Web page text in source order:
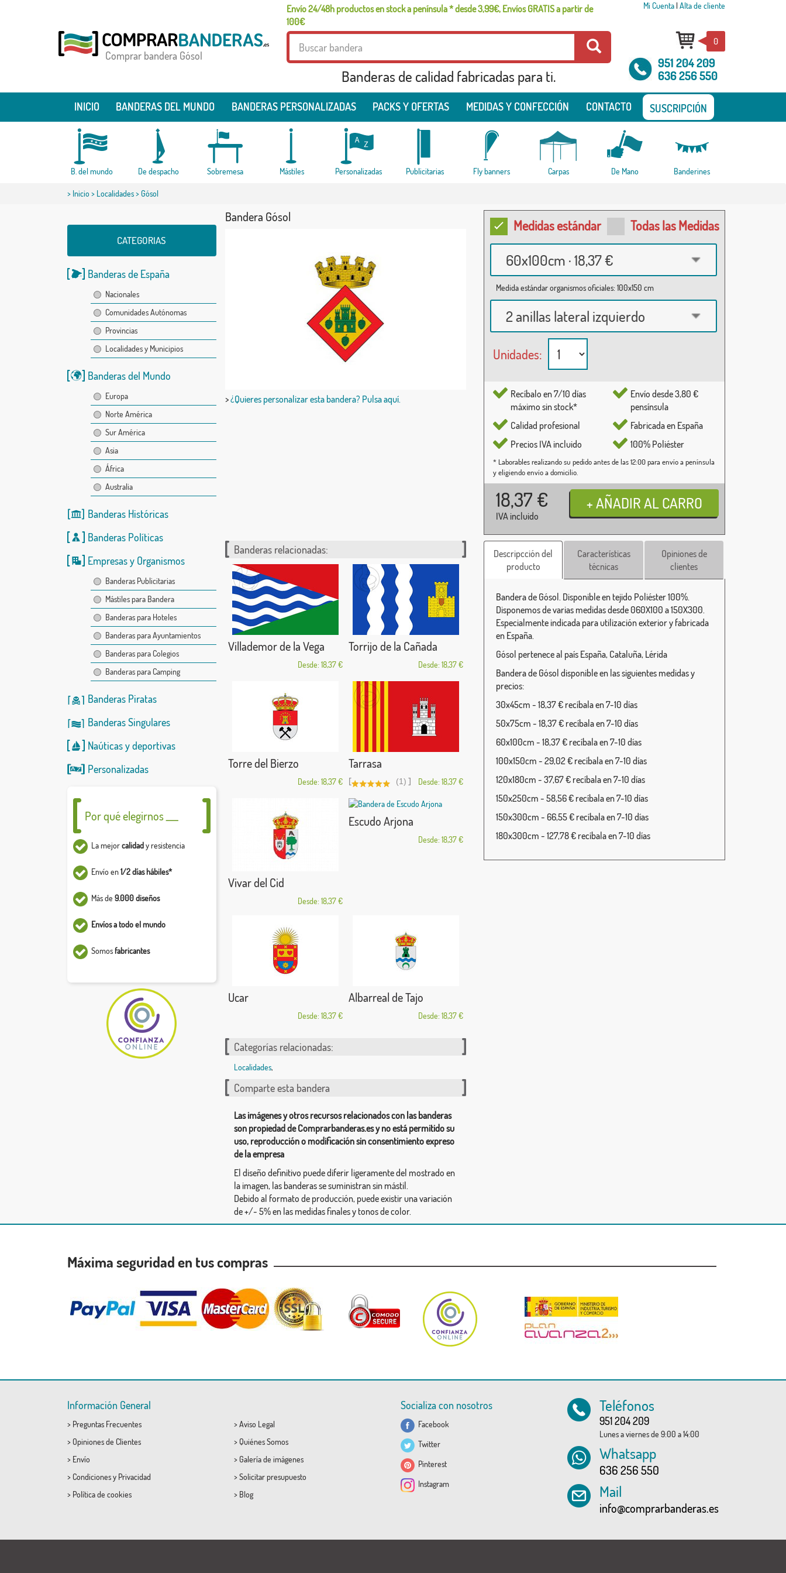
Envío 24/48h productos en stock a península * desde 3,99€, Envíos GRATIS a partir de
100€
Mi Cuenta| Alta de cliente
Comprar bandera Gósol
Banderas de calidad fabricadas para ti.
0
951 204 209
636 256 550
INICIO BANDERAS DEL MUNDO BANDERAS PERSONALIZADAS PACKS Y OFERTAS MEDIDAS Y CONFECCIÓN CONTACTO SUSCRIPCIÓN
B. del mundo De despacho Sobremesa Mástiles Personalizadas Publicitarias Fly banners Carpas De Mano Banderines
> Inicio> Localidades> Gósol
CATEGORIAS
Banderas de España
Nacionales
Comunidades Autónomas
Provincias
Localidades y Municipios
Banderas del Mundo
Europa
Norte América
Sur América
Asia
África
Australia
Banderas Históricas
Banderas Políticas
Empresas y Organismos
Banderas Publicitarias
Mástiles para Bandera
Banderas para Hoteles
Banderas para Ayuntamientos
Banderas para Colegios
Banderas para Camping
Banderas Piratas
Banderas Singulares
Naúticasydeportivas
Personalizadas
Por qué elegirnos ___
La mejorcalidady resistencia
Envío en1/2 días hábiles*
Más de 9.000 diseños
Envíos a todo el mundo
Somosfabricantes
Bandera Gósol
>¿Quieres personalizar esta bandera? Pulsa aquí.
Medidas estándar Todas las Medidas
60x100cm · 18,37 €
Medida estándar organismos oficiales: 100x150 cm
2 anillas lateral izquierdo
Unidades:
Recíbalo en 7/10 días
máximo sin stock*
Calidad profesional
Precios IVA incluido
Envío desde 3,80 €
pensínsula
Fabricada en España
100% Poliéster
* Laborables realizando su pedido antes de las 12:00 para envío a península
y eligiendo envío a domicilio.
18,37 €
IVA incluido
Banderas relacionadas:
Villademor de la Vega
Desde: 18,37 €
Torrijo de la Cañada
Desde: 18,37 €
Torre del Bierzo
Desde: 18,37 €
Tarrasa
[ (1) ] Desde: 18,37 €
Vivar del Cid
Desde: 18,37 €
Escudo Arjona
Desde: 18,37 €
Ucar
Desde: 18,37 €
Albarreal de Tajo
Desde: 18,37 €
Categorías relacionadas:
Localidades,
Comparte esta bandera
Las imágenes y otros recursos relacionados con las banderas
son propiedad de Comprarbanderas.es y no está permitido su
uso, reproducción o modificación sin consentimiento expreso
de la empresa
El diseño definitivo puede diferir ligeramente del mostrado en
la imagen, las banderas se suministran sin mástil.
Debido al formato de producción, puede existir una variación
de +/- 5% en las medidas finales y tonos de color.
Descripcción del
producto
Características
técnicas
Opiniones de
clientes
Bandera de Gósol. Disponible en tejido Poliéster 100%.
Disponemos de varias medidas desde 060X100 a 150X300.
Especialmente indicada para utilización exterior y fabricada
en España.
Gósol pertenece al país España, Cataluña, Lérida
Bandera de Gósol disponible en las siguientes medidas y
precios:
30x45cm - 18,37 € recíbala en 7-10 días
50x75cm - 18,37 € recíbala en 7-10 días
60x100cm - 18,37 € recíbala en 7-10 días
100x150cm - 29,02 € recíbala en 7-10 días
120x180cm - 37,67 € recíbala en 7-10 días
150x250cm - 58,56 € recíbala en 7-10 días
150x300cm - 66,55 € recíbala en 7-10 días
180x300cm - 127,78 € recíbala en 7-10 días
Máxima seguridad en tus compras
Información General
> Preguntas Frecuentes
> Opiniones de Clientes
> Envío
> Condicionesy Privacidad
> Política de cookies
> Aviso Legal
> Quiénes Somos
> Galería de imágenes
> Solicitar presupuesto
> Blog
Socializa con nosotros
Facebook
Twitter
Pinterest
Instagram
Teléfonos
951 204 209
Lunes a viernes de 9:00 a 14:00
Whatsapp
636 256 550
Mail
info@comprarbanderas.es